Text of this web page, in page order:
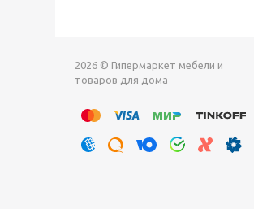
2026 © Гипермаркет мебели и
товаров для дома